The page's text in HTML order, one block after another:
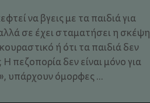
να βγεις με τα παιδιά για
σε έχει σταματήσει η σκέψη
ή ότι τα παιδιά δεν
πεζοπορία δεν είναι μόνο για
υπάρχουν όμορφες ...